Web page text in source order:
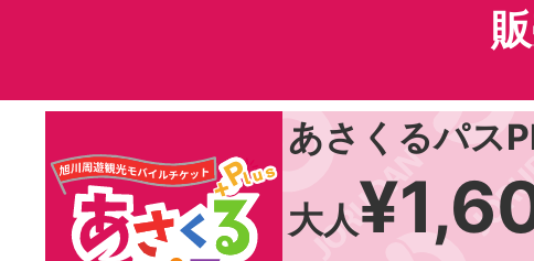
あさくるパス
大人